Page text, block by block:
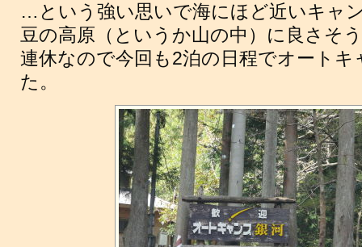
…という強い思いで海にほど近いキャ
豆の高原（というか山の中）に良さそ
連休なので今回も2泊の日程でオート
た。